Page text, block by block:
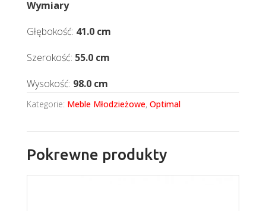
Wymiary
Głębokość: 41.0 cm
Szerokość: 55.0 cm
Wysokość: 98.0 cm
Kategorie: Meble Młodzieżowe, Optimal
Pokrewne produkty